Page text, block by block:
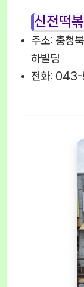
신전떡
주소: 충청
하빌딩
전화: